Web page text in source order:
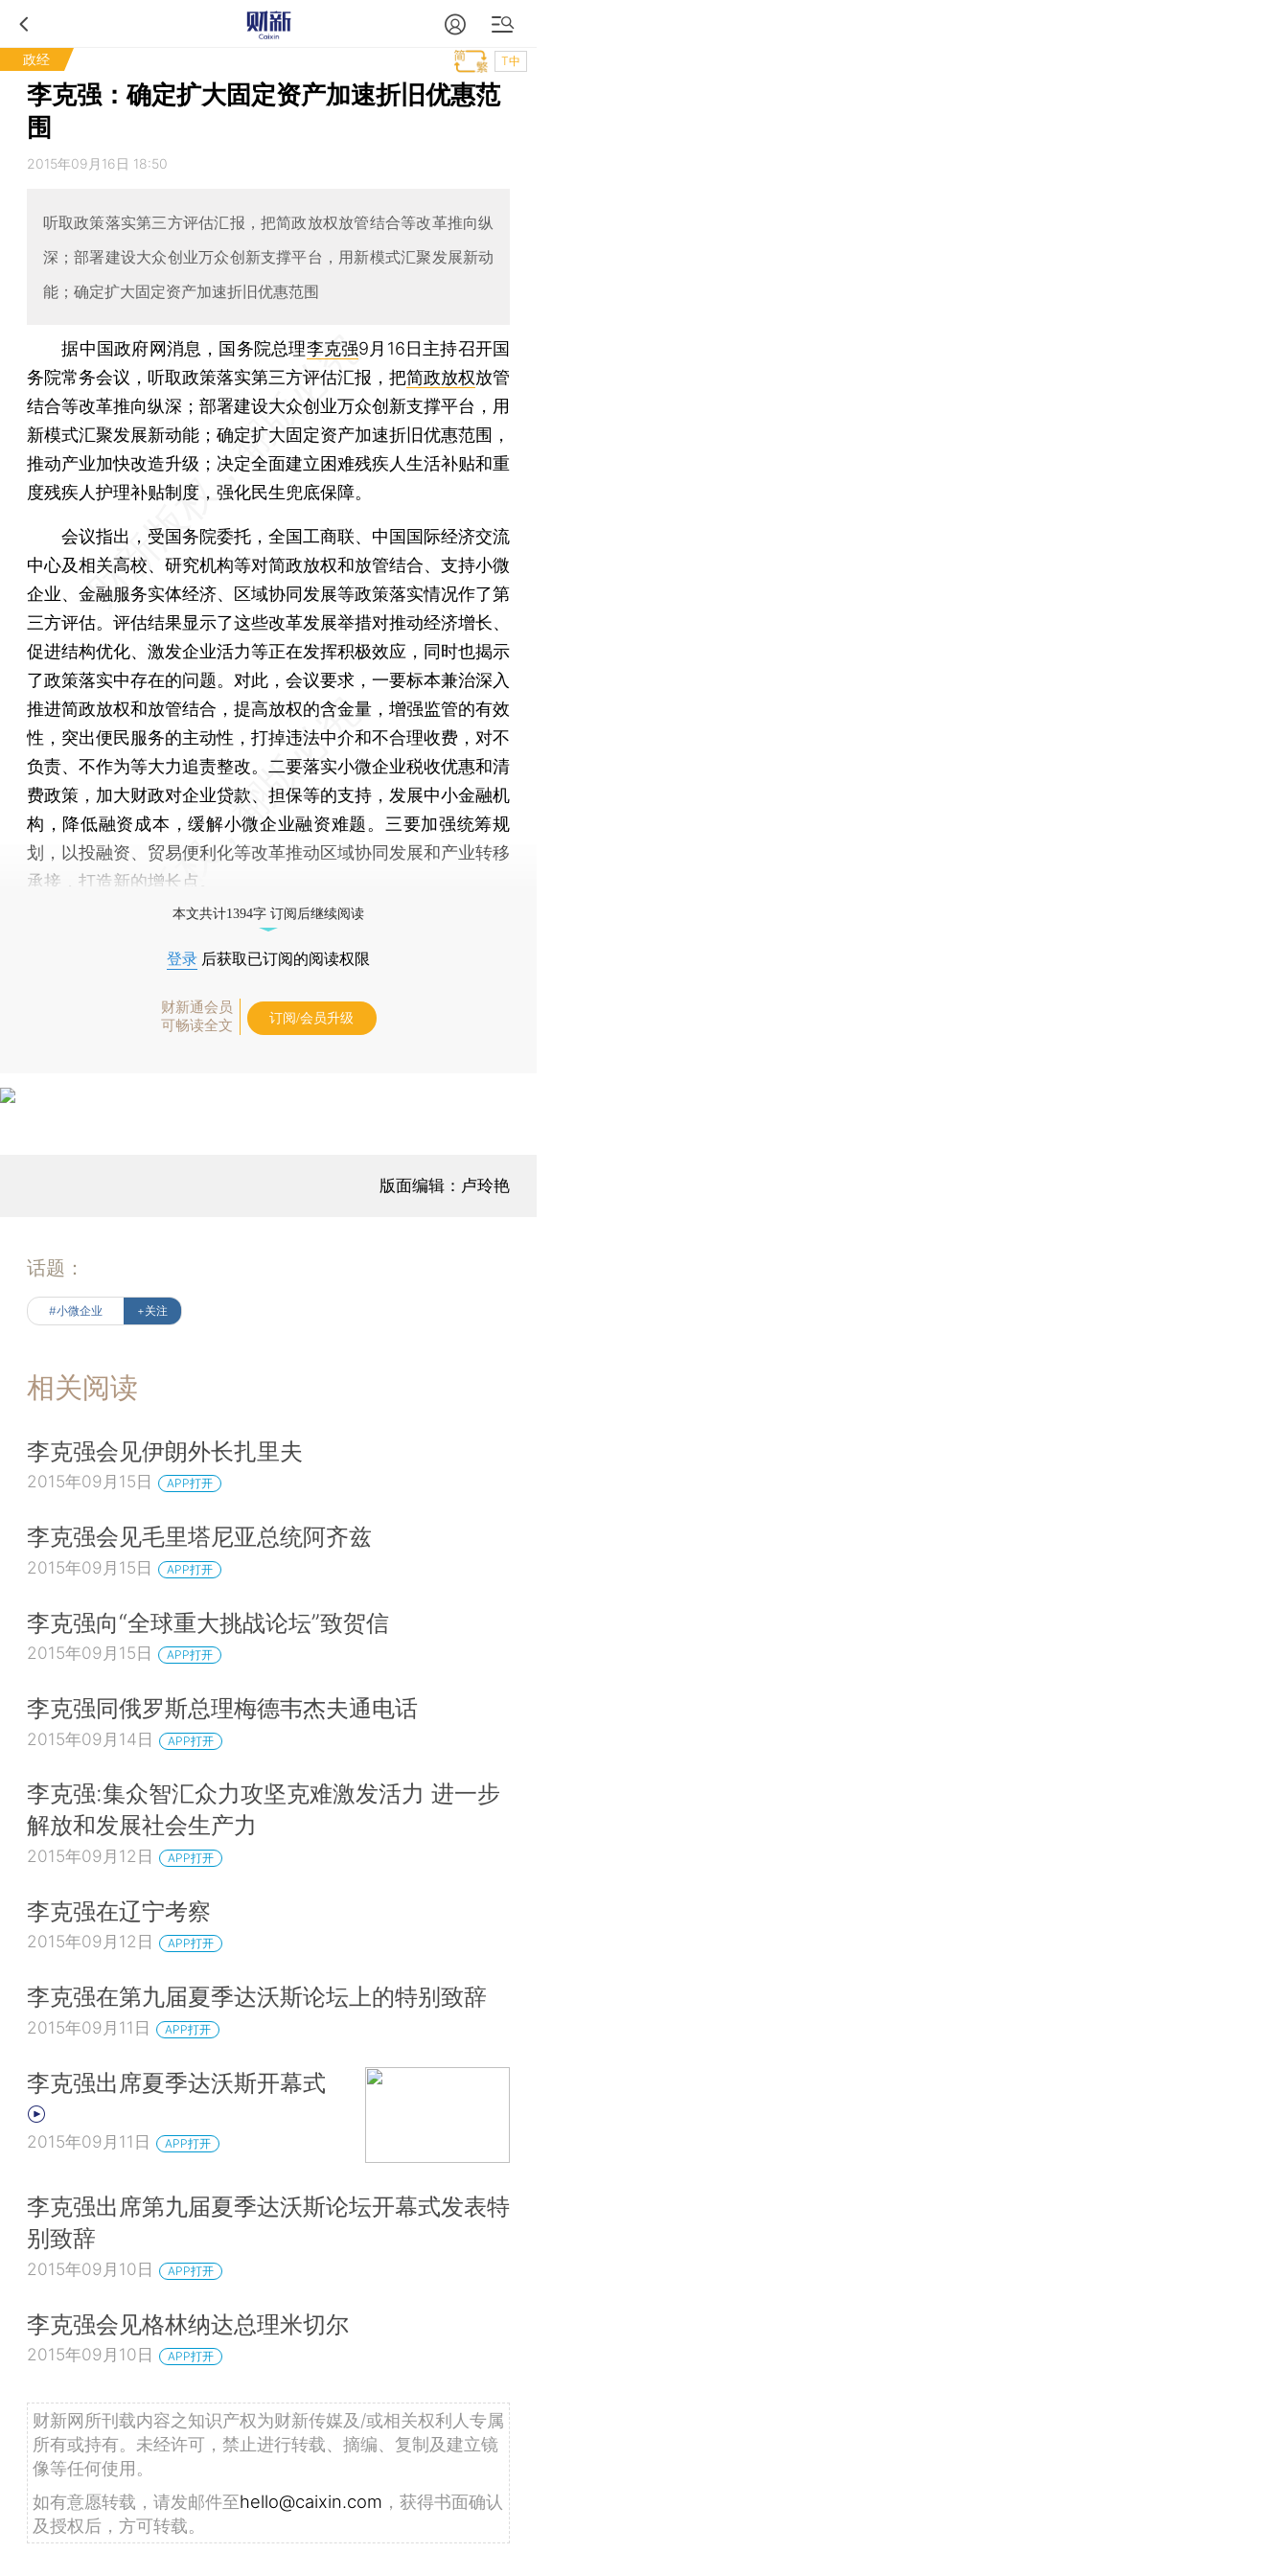
政经 T中
李克强：确定扩大固定资产加速折旧优惠范
围
2015年09月16日 18:50
听取政策落实第三方评估汇报，把简政放权放管结合等改革推向纵
深；部署建设大众创业万众创新支撑平台，用新模式汇聚发展新动
能；确定扩大固定资产加速折旧优惠范围
据中国政府网消息，国务院总理李克强9月16日主持召开国
务院常务会议，听取政策落实第三方评估汇报，把简政放权放管
结合等改革推向纵深；部署建设大众创业万众创新支撑平台，用
新模式汇聚发展新动能；确定扩大固定资产加速折旧优惠范围，
推动产业加快改造升级；决定全面建立困难残疾人生活补贴和重
度残疾人护理补贴制度，强化民生兜底保障。
会议指出，受国务院委托，全国工商联、中国国际经济交流
中心及相关高校、研究机构等对简政放权和放管结合、支持小微
企业、金融服务实体经济、区域协同发展等政策落实情况作了第
三方评估。评估结果显示了这些改革发展举措对推动经济增长、
促进结构优化、激发企业活力等正在发挥积极效应，同时也揭示
了政策落实中存在的问题。对此，会议要求，一要标本兼治深入
推进简政放权和放管结合，提高放权的含金量，增强监管的有效
性，突出便民服务的主动性，打掉违法中介和不合理收费，对不
负责、不作为等大力追责整改。二要落实小微企业税收优惠和清
费政策，加大财政对企业贷款、担保等的支持，发展中小金融机
构，降低融资成本，缓解小微企业融资难题。三要加强统筹规
划，以投融资、贸易便利化等改革推动区域协同发展和产业转移
承接，打造新的增长点。
本文共计1394字 订阅后继续阅读
登录 后获取已订阅的阅读权限
财新通会员
可畅读全文
订阅/会员升级
版面编辑：卢玲艳
话题：
#小微企业 +关注
相关阅读
李克强会见伊朗外长扎里夫
2015年09月15日 APP打开
李克强会见毛里塔尼亚总统阿齐兹
2015年09月15日 APP打开
李克强向“全球重大挑战论坛”致贺信
2015年09月15日 APP打开
李克强同俄罗斯总理梅德韦杰夫通电话
2015年09月14日 APP打开
李克强:集众智汇众力攻坚克难激发活力 进一步
解放和发展社会生产力
2015年09月12日 APP打开
李克强在辽宁考察
2015年09月12日 APP打开
李克强在第九届夏季达沃斯论坛上的特别致辞
2015年09月11日 APP打开
李克强出席夏季达沃斯开幕式
2015年09月11日 APP打开
李克强出席第九届夏季达沃斯论坛开幕式发表特
别致辞
2015年09月10日 APP打开
李克强会见格林纳达总理米切尔
2015年09月10日 APP打开
财新网所刊载内容之知识产权为财新传媒及/或相关权利人专属
所有或持有。未经许可，禁止进行转载、摘编、复制及建立镜
像等任何使用。
如有意愿转载，请发邮件至hello@caixin.com ，获得书面确认
及授权后，方可转载。